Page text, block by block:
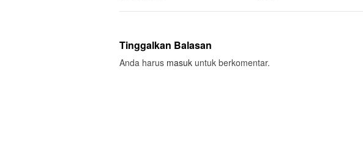
Tinggalkan Balasan
Anda harus masuk untuk berkomentar.